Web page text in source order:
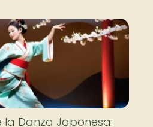
la Danza Japonesa: